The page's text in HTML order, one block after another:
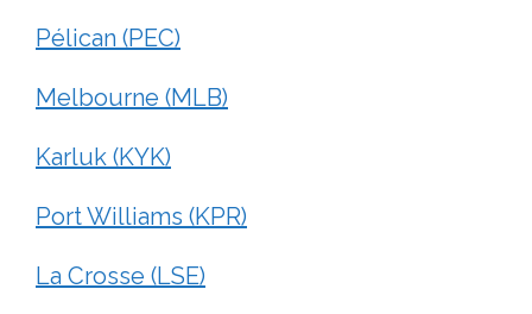
Pélican (PEC)
Melbourne (MLB)
Karluk (KYK)
Port Williams (KPR)
La Crosse (LSE)